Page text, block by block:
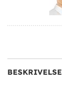
BESKRIVELSE